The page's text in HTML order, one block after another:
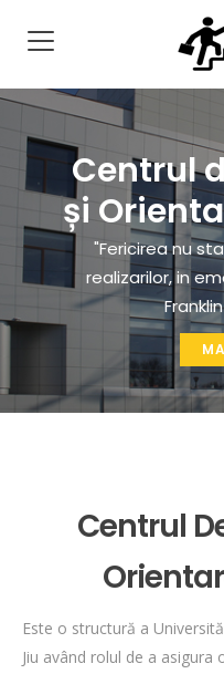
Centrul
și
"Fericirea nu
realizarilor, in
Centrul
Este o structură a
Jiu având rolul de a